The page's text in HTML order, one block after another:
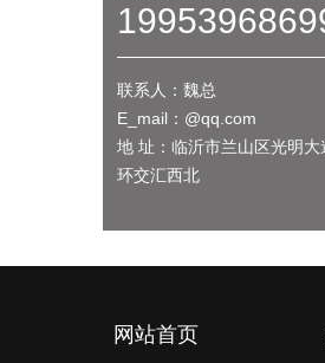
联系人：魏总
E_mail：@qq.com
地 址：临沂市兰山区光明大
环交汇西北
网站首页